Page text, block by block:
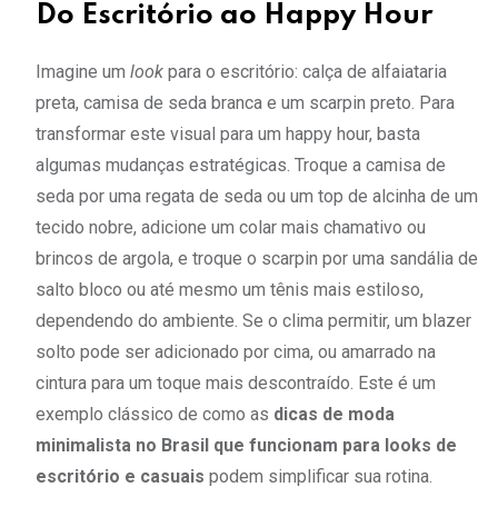
Do Escritório ao Happy Hour
Imagine um look para o escritório: calça de alfaiataria
preta, camisa de seda branca e um scarpin preto. Para
transformar este visual para um happy hour, basta
algumas mudanças estratégicas. Troque a camisa de
seda por uma regata de seda ou um top de alcinha de um
tecido nobre, adicione um colar mais chamativo ou
brincos de argola, e troque o scarpin por uma sandália de
salto bloco ou até mesmo um tênis mais estiloso,
dependendo do ambiente. Se o clima permitir, um blazer
solto pode ser adicionado por cima, ou amarrado na
cintura para um toque mais descontraído. Este é um
exemplo clássico de como as dicas de moda
minimalista no Brasil que funcionam para looks de
escritório e casuais podem simplificar sua rotina.